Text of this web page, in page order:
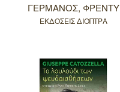
ΓΕΡΜΑΝΟΣ, ΦΡΕΝΤΥ
ΕΚΔΟΣΕΙΣ ΔΙΟΠΤΡΑ